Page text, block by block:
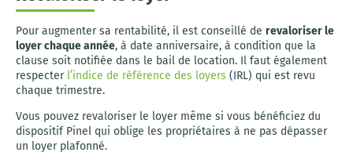
Pour augmenter sa rentabilité, il est conseillé de revaloriser le
loyer chaque année, à date anniversaire, à condition que la
clause soit notifiée dans le bail de location. Il faut également
respecter l’indice de référence des loyers (IRL) qui est revu
chaque trimestre.
Vous pouvez revaloriser le loyer même si vous bénéficiez du
dispositif Pinel qui oblige les propriétaires à ne pas dépasser
un loyer plafonné.